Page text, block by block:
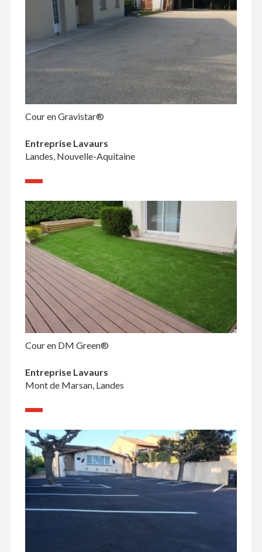
Cour en Gravistar®
Entreprise Lavaurs
Landes, Nouvelle-Aquitaine
Cour en DM Green®
Entreprise Lavaurs
Mont de Marsan, Landes